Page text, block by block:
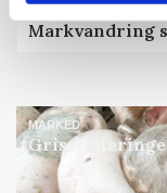
Markvandring
MARKED